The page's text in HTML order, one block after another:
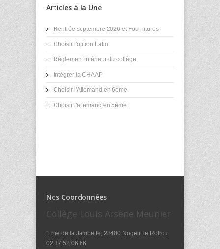
Articles à la Une
Rentrée septembre 2026 et Fournitures
Choisir l'option Latin
Réglement intérieur du collège
Intégrer la CHAAP
Choisir l'Allemand en 6ème
Choisir l'allemand en 5ème
Nos Coordonnées
Collège Louis Arsène Meunier
1 rue de la Jambette, 28400 Nogent le Rotrou
02.37.52.06.66